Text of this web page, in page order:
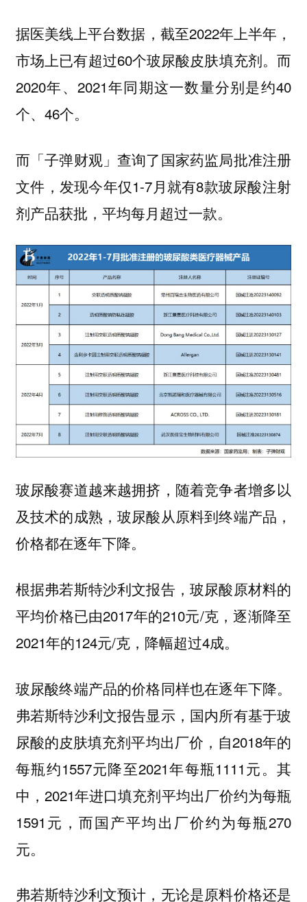
据医美线上平台数据，截至2022年上半年，
市场上已有超过60个玻尿酸皮肤填充剂。而
2020年、2021年同期这一数量分别是约40
个、46个。
而「子弹财观」查询了国家药监局批准注册
文件，发现今年仅1-7月就有8款玻尿酸注射
剂产品获批，平均每月超过一款。
玻尿酸赛道越来越拥挤，随着竞争者增多以
及技术的成熟，玻尿酸从原料到终端产品，
价格都在逐年下降。
根据弗若斯特沙利文报告，玻尿酸原材料的
平均价格已由2017年的210元/克，逐渐降至
2021年的124元/克，降幅超过4成。
玻尿酸终端产品的价格同样也在逐年下降。
弗若斯特沙利文报告显示，国内所有基于玻
尿酸的皮肤填充剂平均出厂价，自2018年的
每瓶约1557元降至2021年每瓶1111元。其
中，2021年进口填充剂平均出厂价约为每瓶
1591元，而国产平均出厂价约为每瓶270
元。
弗若斯特沙利文预计，无论是原料价格还是